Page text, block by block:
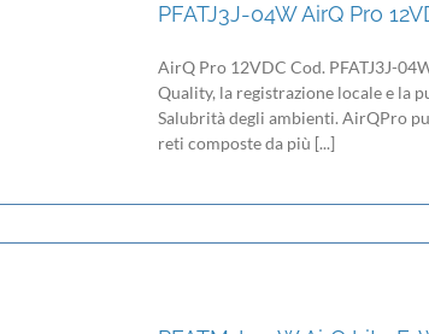
PFATJ3J-04W AirQ Pro
AirQ Pro 12VDC Cod. PFATJ3J-
Quality, la registrazione locale e la
Salubrità degli ambienti. AirQPro
reti composte da più [...]